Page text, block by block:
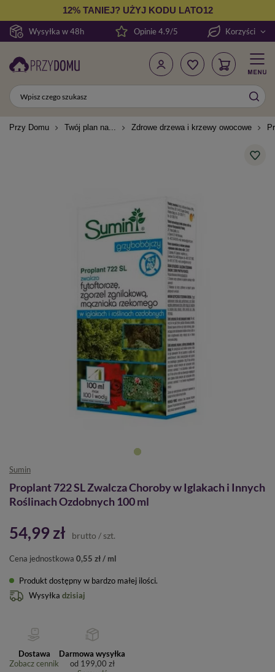
Wysyłka w 48h
12% TANIEJ? UŻYJ KODU LATO12
Opinie 4.9/5 Korzyści
Przy Domu Twój plan na... Zdrowe drzewa i krzewy owocowe
Sumin
Proplant 722 SL Zwalcza Choroby w Iglakach i Innych
Roślinach Ozdobnych 100 ml
54,99 zł brutto / szt.
Cena jednostkowa 0,55 zł / ml
Produkt dostępny w bardzo małej ilości
Wysyłka dzisiaj
Dostawa
Zobacz cennik
Darmowa wysyłka
od 199,00 zł